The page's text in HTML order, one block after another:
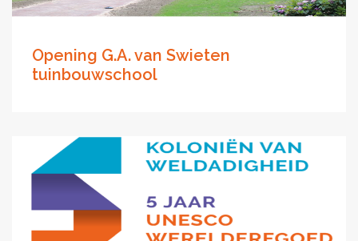
Opening G.A. van Swieten
tuinbouwschool